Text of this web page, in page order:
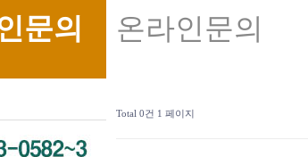
문의 온라인문의
Total 0건 1 페이지